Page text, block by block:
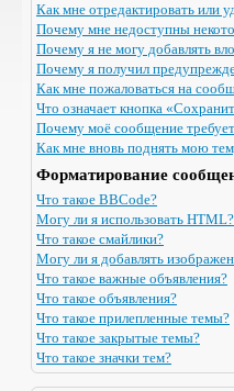
Как мне отредактировать или
Почему мне недоступны
Почему я не могу добавлять
Почему я получил
Как мне пожаловаться на
Что означает кнопка
Почему моё сообщение
Как мне вновь поднять мою
Форматирование
Что такое BBCode?
Могу ли я использовать HTML?
Что такое смайлики?
Могу ли я добавлять
Что такое важные объявления?
Что такое объявления?
Что такое прилепленные темы?
Что такое закрытые темы?
Что такое значки тем?